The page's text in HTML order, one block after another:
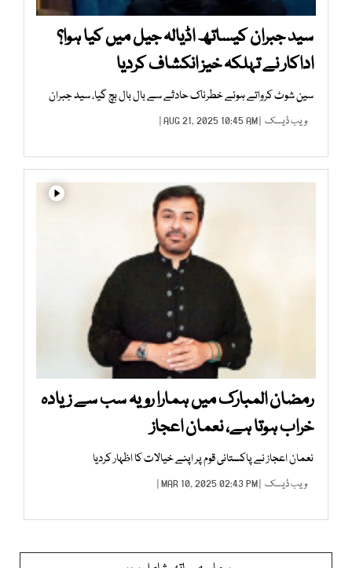
سید جبران کیساتھ اڈیالہ جیل میں کیا ہوا؟
اداکار نے تہلکہ خیز انکشاف کردیا
سین شوٹ کرواتے ہوئے خطرناک حادثے سے بال بال بچ گیا، سید جبران
ویب ڈیسک | AUG 21, 2025 10:45 AM |
رمضان المبارک میں ہمارا رویہ سب سے زیادہ
خراب ہوتا ہے، نعمان اعجاز
نعمان اعجاز نے پاکستانی قوم پر اپنے خیالات کا اظہار کردیا
ویب ڈیسک | MAR 10, 2025 02:43 PM |